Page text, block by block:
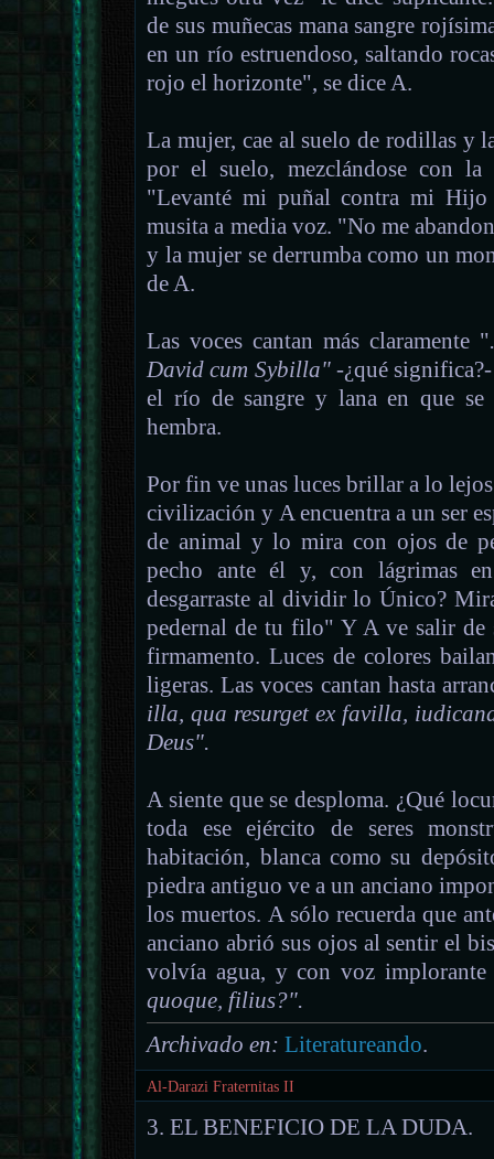
de sus muñecas mana sangre
en un río estruendoso, saltando
rojo el horizonte", se dice A.
La mujer, cae al suelo de rodillas y
por el suelo, mezclándose con la
"Levanté mi puñal contra mi
musita a media voz. "No me
y la mujer se derrumba como un
de A.
Las voces cantan más claramente "
David cum Sybilla"-¿qué
el río de sangre y lana en que se
hembra.
Por fin ve unas luces brillar a lo
civilización y A encuentra a un ser
de animal y lo mira con ojos de
pecho ante él y, con lágrimas
desgarraste al dividir lo Único?
pedernal de tu filo" Y A ve salir de
firmamento. Luces de colores
ligeras. Las voces cantan hasta
illa, qua resurget ex favilla,
Deus".
A siente que se desploma. ¿Qué
toda ese ejército de seres
habitación, blanca como su
piedra antiguo ve a un anciano
los muertos. A sólo recuerda que
anciano abrió sus ojos al sentir el
volvía agua, y con voz
quoque, filius?".
Archivado en: Literatureando.
Al-Darazi Fraternitas II
3. EL BENEFICIO DE LA DUDA.